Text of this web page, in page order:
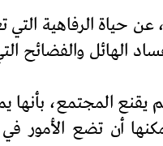
حياة الرفاهية التي
الهائل والفضائح
المجتمع، بأنها
أن تضع الأمور